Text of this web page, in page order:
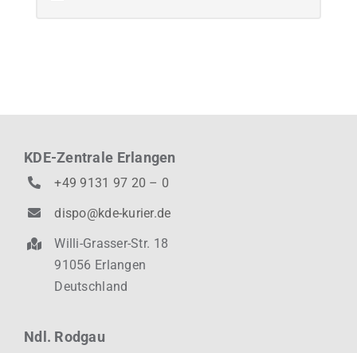
KDE-Zentrale Erlangen
+49 9131 97 20 – 0
dispo@kde-kurier.de
Willi-Grasser-Str. 18
91056 Erlangen
Deutschland
Ndl. Rodgau